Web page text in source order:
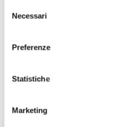
delNecessari
Preferenze
Statistiche
Marketing